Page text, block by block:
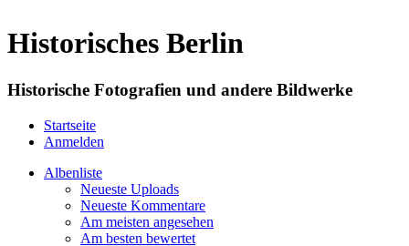
Historisches Berlin
Historische Fotografien und andere Bildwerke
Startseite
Anmelden
Albenliste
Neueste Uploads
Neueste Kommentare
Am meisten angesehen
Am besten bewertet